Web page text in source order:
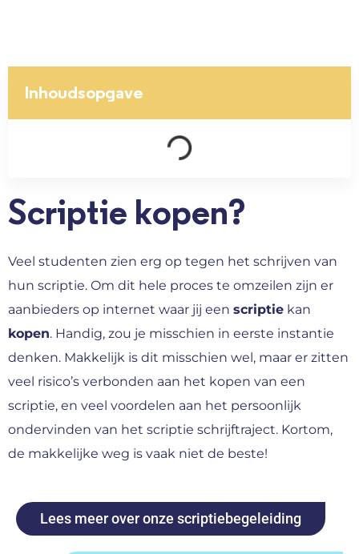
Inhoudsopgave
Scriptie kopen?
Veel studenten zien erg op tegen het schrijven van
hun scriptie. Om dit hele proces te omzeilen zijn er
aanbieders op internet waar jij een scriptie kan
kopen. Handig, zou je misschien in eerste instantie
denken. Makkelijk is dit misschien wel, maar er zitten
veel risico’s verbonden aan het kopen van een
scriptie, en veel voordelen aan het persoonlijk
ondervinden van het scriptie schrijftraject. Kortom,
de makkelijke weg is vaak niet de beste!
Lees meer over onze scriptiebegeleiding